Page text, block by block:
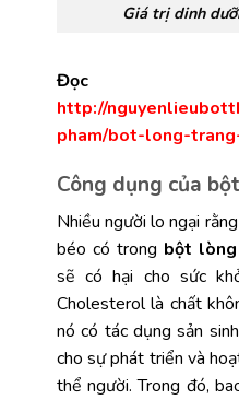
Giá trị dinh
Đọc
http://
pham/bot-long-
Công dụng của
Nhiều người lo ngại
béo có trong bột
sẽ có hại cho sức
Cholesterol là chất
nó có tác dụng sản
cho sự phát triển và
thể người. Trong đó,